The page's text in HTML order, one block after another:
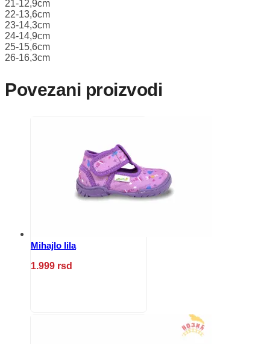
21-12,9cm
22-13,6cm
23-14,3cm
24-14,9cm
25-15,6cm
26-16,3cm
Povezani proizvodi
Mihajlo lila
1.999 rsd